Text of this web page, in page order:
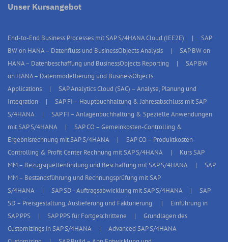
Unser Kursangebot
End-to-End Business Processes mit SAP S/4HANA Cloud (IEE2E)
SAP
BW on HANA – Datenfluss und BusinessObjects Analysis
SAP BW on
HANA – Datenbeschaffung und BusinessObjects Reporting
SAP BW
on HANA – Datenmodellierung und BusinessObjects
Applications
SAP Analytics Cloud (SAC) – Analyse, Planung und
Integration
SAP FI – Hauptbuchhaltung & Jahresabschluss mit SAP
S/4HANA
SAP FI – Anlagenbuchhaltung & Spezielle Anwendungen
mit SAP S/4HANA
SAP CO – Gemeinkosten-Controlling &
Ergebnisrechnung mit SAP S/4HANA
SAP CO – Produktkosten-
Controlling & Profit Center Rechnung mit SAP S/4HANA
Kurs SAP
MM – Bezugsquellenfindung und Beschaffung mit SAP S/4HANA
SAP
MM – Bestandsführung und Rechnungsprüfung mit SAP
S/4HANA
SAP SD - Auftragsabwicklung mit SAP S/4HANA
SAP
SD – Preisgestaltung, Auslieferung und Fakturierung
Einführung in
SAP PPS
SAP PPS für Fortgeschrittene
Grundlagen des
Customizings in SAP S/4HANA
Advanced SAP S/4HANA